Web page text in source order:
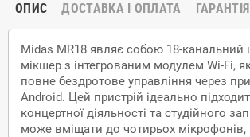
ОПИС ДОСТАВКА І ОПЛАТА ГАРАНТІЯ
Midas MR18 являє собою 18-
мікшер з інтегрованим модулем Wi-Fi,
повне бездротове управління через
Android. Цей пристрій ідеально
концертної діяльності та студійного
може вміщати до чотирьох